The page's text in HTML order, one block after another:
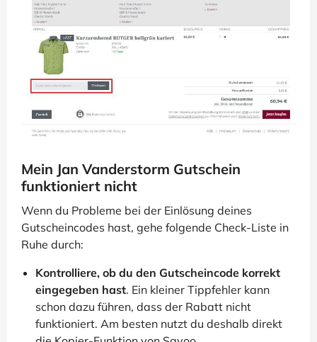
Mein Jan Vanderstorm Gutschein
funktioniert nicht
Wenn du Probleme bei der Einlösung deines
Gutscheincodes hast, gehe folgende Check-Liste in
Ruhe durch:
Kontrolliere, ob du den Gutscheincode korrekt
eingegeben hast. Ein kleiner Tippfehler kann
schon dazu führen, dass der Rabatt nicht
funktioniert. Am besten nutzt du deshalb direkt